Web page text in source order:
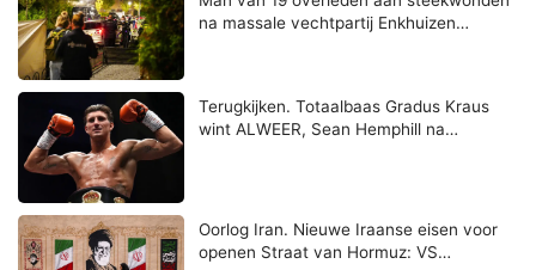
na massale vechtpartij Enkhuizen…
Terugkijken. Totaalbaas Gradus Kraus
wint ALWEER, Sean Hemphill na…
Oorlog Iran. Nieuwe Iraanse eisen voor
openen Straat van Hormuz: VS…